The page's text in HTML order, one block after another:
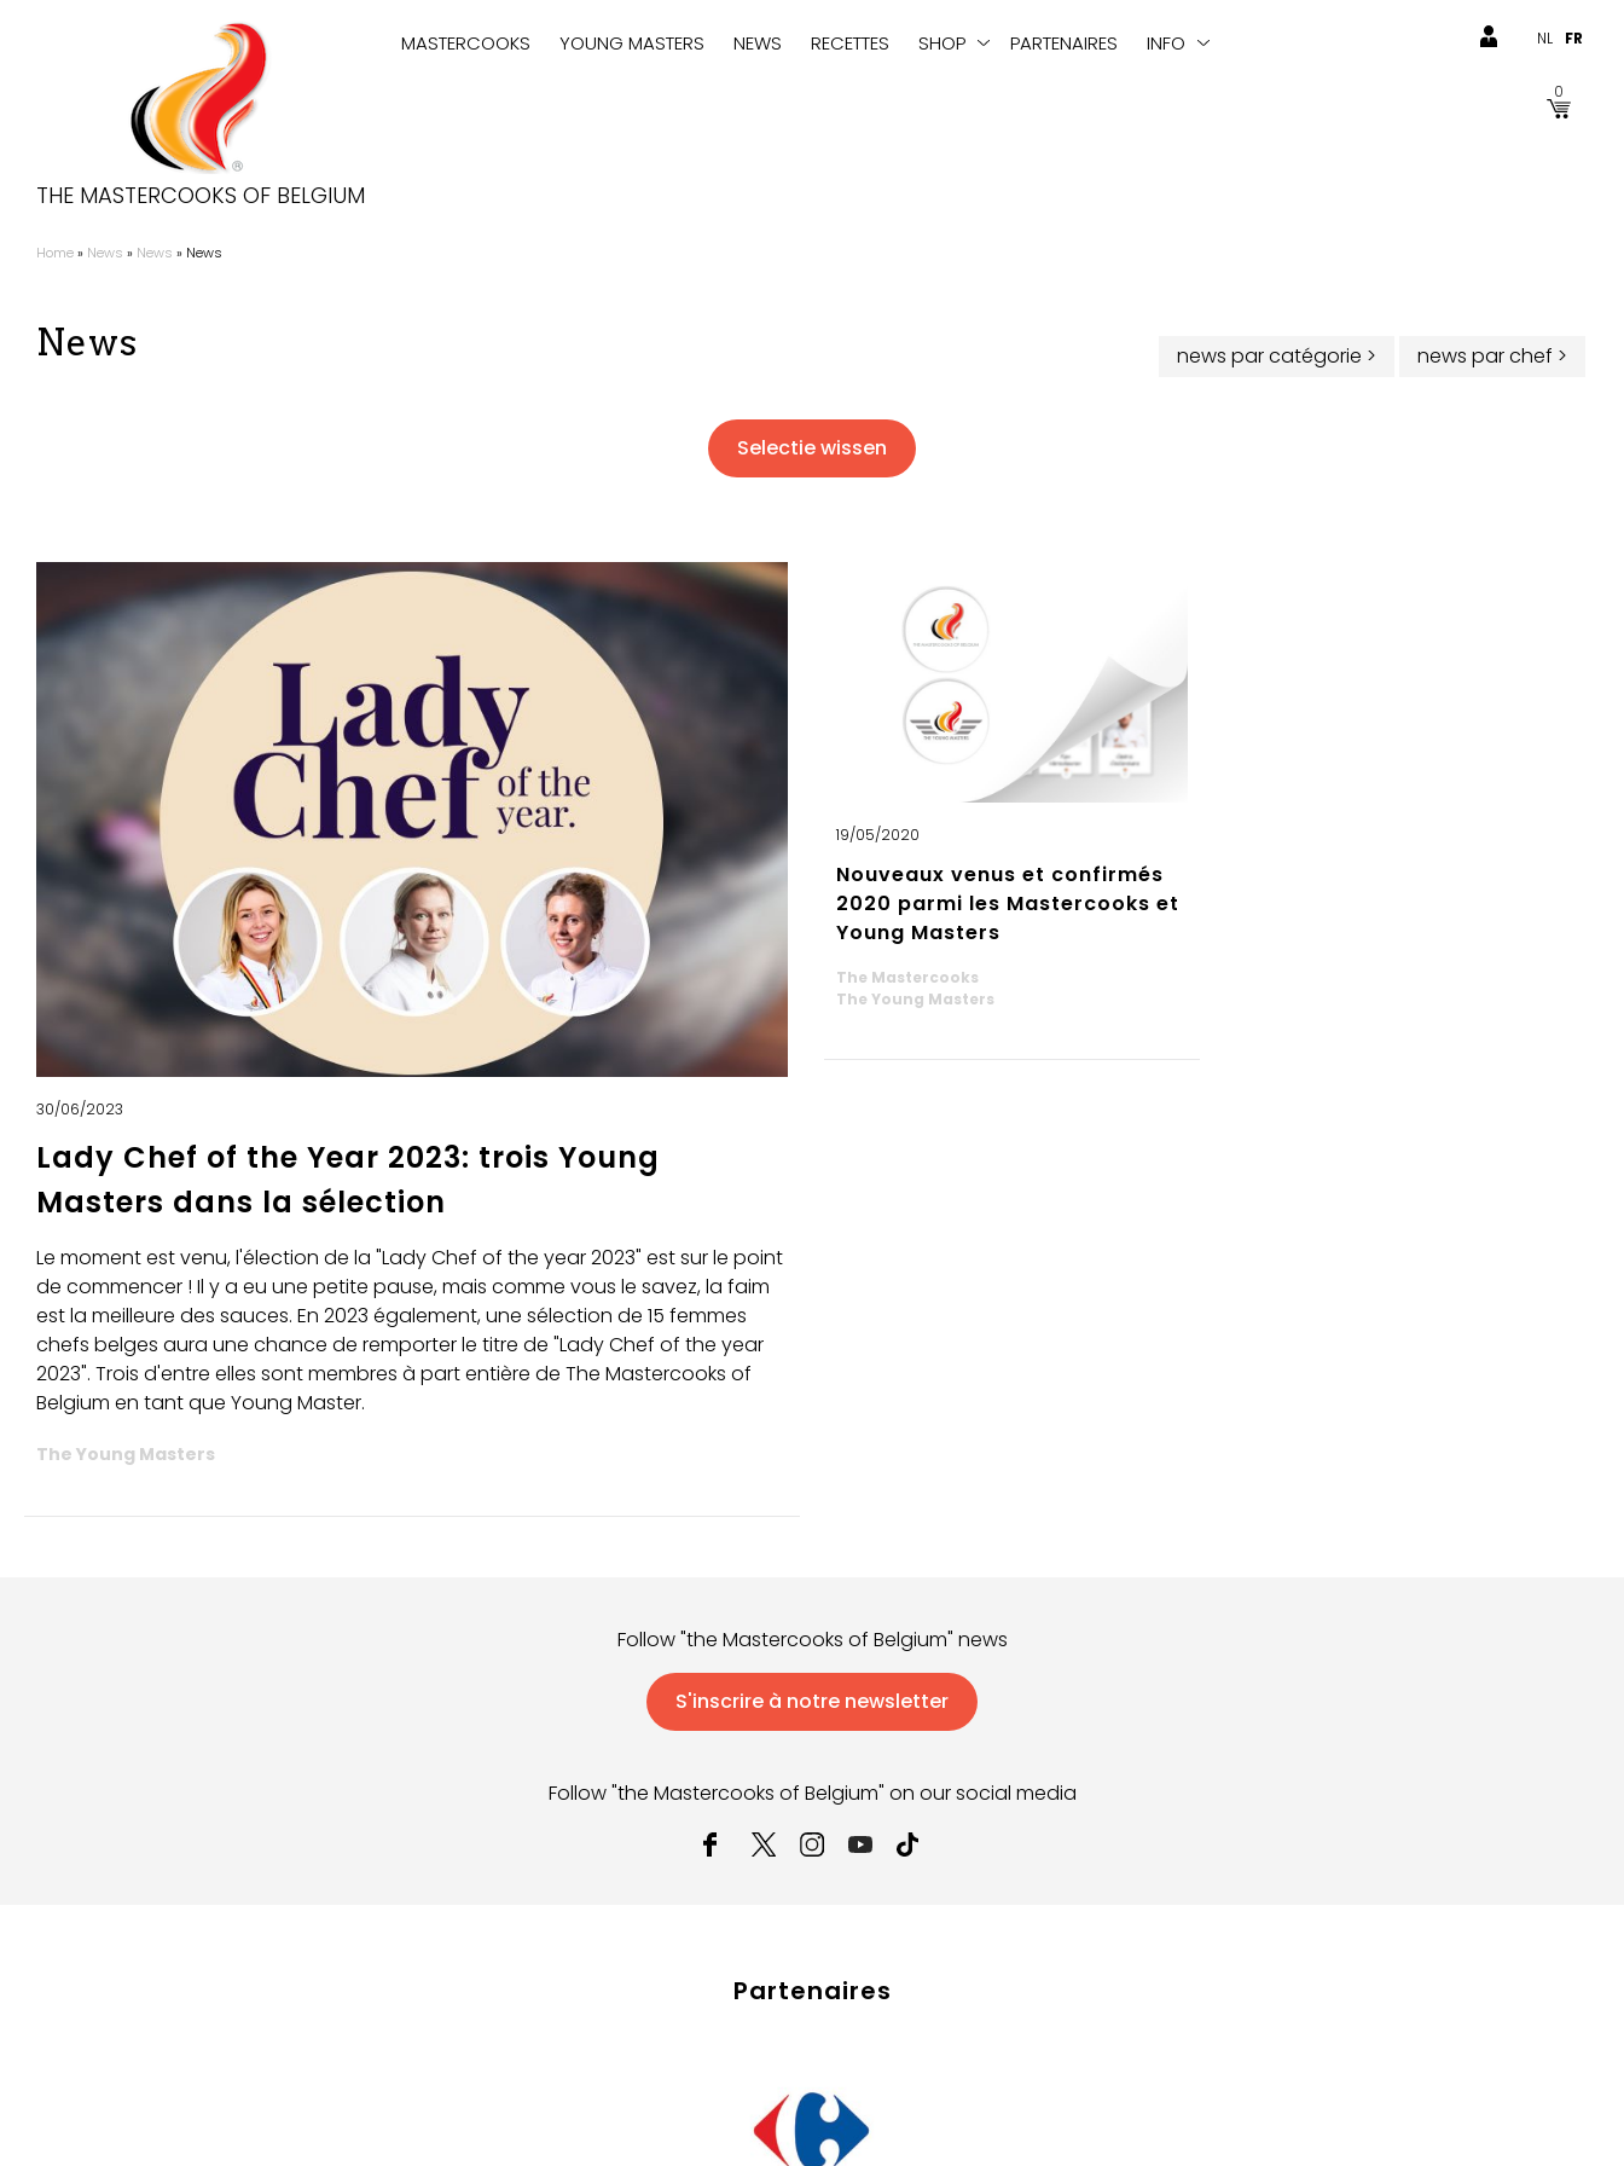
THE MASTERCOOKS OF BELGIUM
MASTERCOOKS YOUNG MASTERS NEWS RECETTES SHOP PARTENAIRES INFO NL FR
0
Fil
Home News News News
News news par catégorie > news par chef >
Selectie wissen
30/06/2023
Lady Chef of the Year 2023: trois Young
Masters dans la sélection
Le moment est venu, l'élection de la "Lady Chef of the year 2023" est sur le point
de commencer ! Il y a eu une petite pause, mais comme vous le savez, la faim
est la meilleure des sauces. En 2023 également, une sélection de 15 femmes
chefs belges aura une chance de remporter le titre de "Lady Chef of the year
2023". Trois d'entre elles sont membres à part entière de The Mastercooks of
Belgium en tant que Young Master.
The Young Masters
19/05/2020
Nouveaux venus et confirmés
2020 parmi les Mastercooks et
Young Masters
The Mastercooks
The Young Masters
Follow "the Mastercooks of Belgium" news
S'inscrire à notre newsletter
Follow "the Mastercooks of Belgium" on our social media
Partenaires